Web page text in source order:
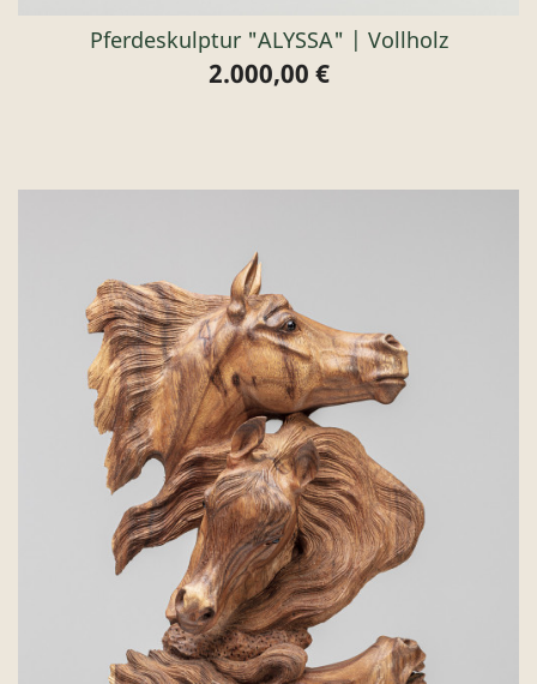
Pferdeskulptur "ALYSSA" | Vollholz
Preis
2.000,00 €